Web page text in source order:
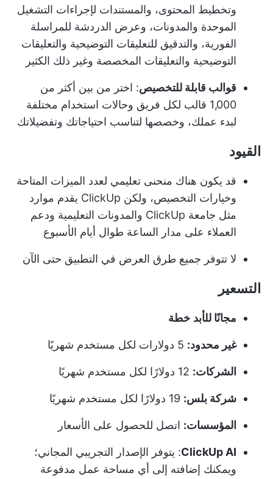
وتخطيط المحتوى، والمستندات لإجراءات التشغيل
الموحدة والمدونات، وعرض الدردشة للمراسلة
الفورية، والتدقيق للتعليقات التوضيحية والتعليقات
التوضيحية والتعليقات المخصصة وغير ذلك الكثير
قوالب قابلة للتخصيص: اختر من بين أكثر من
1,000 قالب لكل فريق وحالات استخدام مختلفة
لبدء عملك، وخصصها لتناسب احتياجاتك وتفضيلاتك
القيود
قد يكون هناك منحنى تعليمي لعدد الميزات المتاحة
وخيارات التخصيص، ولكن ClickUp يقدم موارد
مثل جامعة ClickUp والمدونات التعليمية ودعم
العملاء على مدار الساعة طوال أيام الأسبوع
لا تتوفر جميع طرق العرض في التطبيق حتى الآن
التسعير
مجانًا للأبد خطة
غير محدود:
الشركات:
شركة بلس:
المؤسسات: اتصل للحصول على الأسعار
ClickUp AI: يتوفر الإصدار التجريبي المجاني؛
ويمكنك إضافته إلى أي مساحة عمل مدفوعة